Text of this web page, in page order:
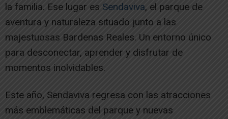
la familia. Ese lugar es Sendaviva, el parque de
aventura y naturaleza situado junto a las
majestuosas Bardenas Reales. Un entorno único
para desconectar, aprender y disfrutar de
momentos inolvidables.
Este año, Sendaviva regresa con las atracciones
más emblemáticas del parque y nuevas